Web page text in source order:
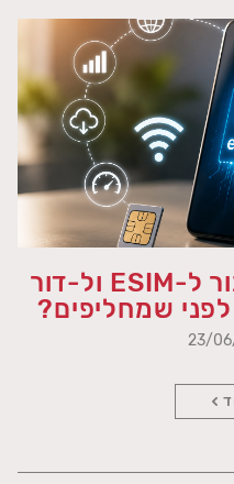
האם הגיע הזמן לעבור ל-ESIM ול-דור